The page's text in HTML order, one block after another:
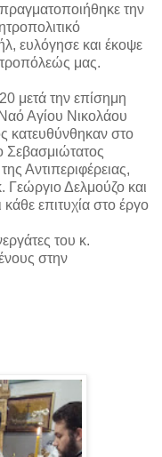
την
ευλόγησε και έκοψε
μας.
μετά την επίσημη
Αγίου Νικολάου
κατευθύνθηκαν στο
Σεβασμιώτατος
Αντιπεριφέρειας,
Γεώργιο Δελμούζο και
κάθε επιτυχία στο έργο
του κ.
στην